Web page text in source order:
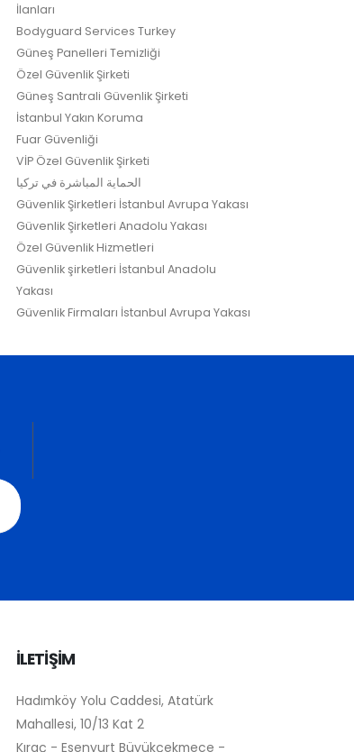
İlanları
Bodyguard Services Turkey
Güneş Panelleri Temizliği
Özel Güvenlik Şirketi
Güneş Santrali Güvenlik Şirketi
İstanbul Yakın Koruma
Fuar Güvenliği
VİP Özel Güvenlik Şirketi
الحماية المباشرة في تركيا
Güvenlik Şirketleri İstanbul Avrupa Yakası
Güvenlik Şirketleri Anadolu Yakası
Özel Güvenlik Hizmetleri
Güvenlik şirketleri İstanbul Anadolu
Yakası
Güvenlik Firmaları İstanbul Avrupa Yakası
İLETİŞİM
Hadımköy Yolu Caddesi, Atatürk
Mahallesi, 10/13 Kat 2
Kıraç - Esenyurt Büyükçekmece -